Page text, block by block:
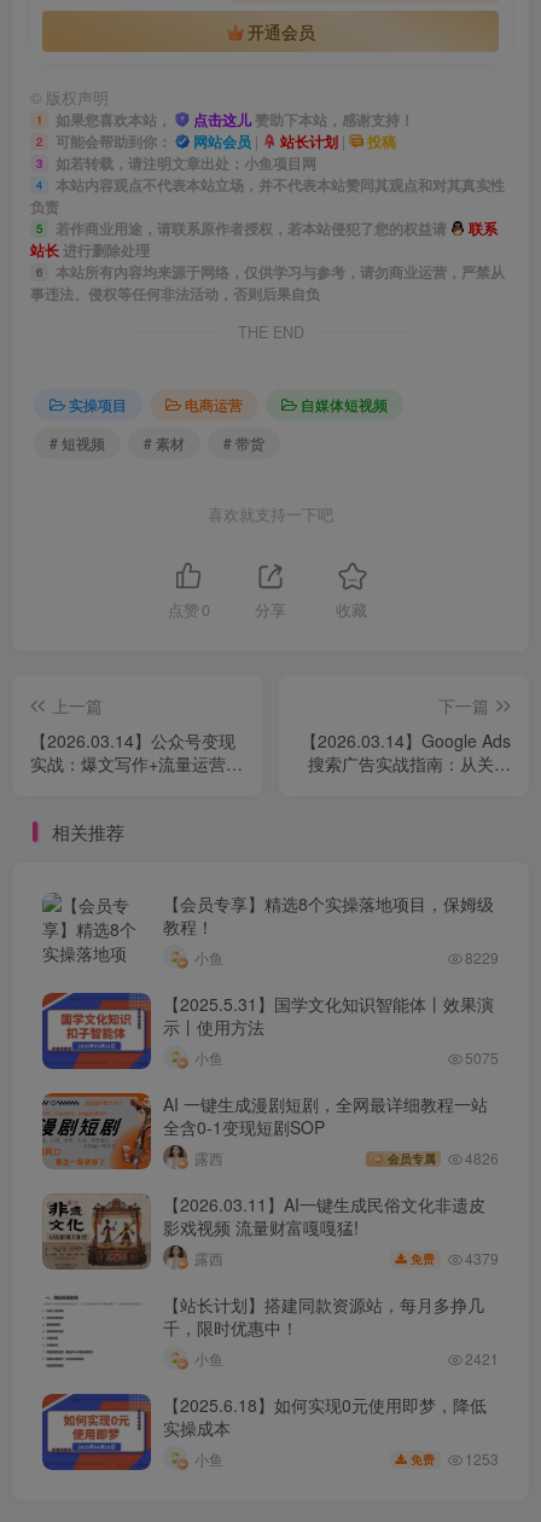
开通会员
© 版权声明
1 如果您喜欢本站， 点击这儿赞助下本站，感谢支持！
2 可能会帮助到你： 网站会员 | 站长计划 | 投稿
3 如若转载，请注明文章出处：小鱼项目网
4
本站内容观点不代表本站立场，并不代表本站赞同其观点和对其真实性
负责
5 若作商业用途，请联系原作者授权，若本站侵犯了您的权益请
联系
站长进行删除处理
6
本站所有内容均来源于网络，仅供学习与参考，请勿商业运营，严禁从
事违法、侵权等任何非法活动，否则后果自负
THE END
实操项目 电商运营
自媒体短视频
# 短视频
# 素材 # 带货
喜欢就支持一下吧
点赞 0 分享 收藏
上一篇
【2026.03.14】公众号变现
实战：爆文写作+流量运营，
下一篇
【2026.03.14】Google Ads
搜索广告实战指南：从关键
相关推荐
【会员专享】精选8个实操落地项目，保姆级
教程！
小鱼 8229
【2025.5.31】国学文化知识智能体丨效果演
示丨使用方法
小鱼 5075
AI 一键生成漫剧短剧，全网最详细教程一站
全含0-1变现短剧SOP
露西 会员专属 4826
【2026.03.11】AI一键生成民俗文化非遗皮
影戏视频 流量财富嘎嘎猛!
露西 免费 4379
【站长计划】搭建同款资源站，每月多挣几
千，限时优惠中！
小鱼 2421
【2025.6.18】如何实现0元使用即梦，降低
实操成本
小鱼 免费 1253